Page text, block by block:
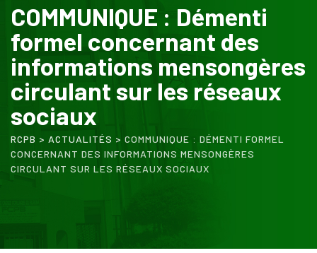
COMMUNIQUE : Démenti
formel concernant des
informations mensongères
circulant sur les réseaux
sociaux
RCPB > ACTUALITÉS > COMMUNIQUE : DÉMENTI FORMEL
CONCERNANT DES INFORMATIONS MENSONGÈRES
CIRCULANT SUR LES RÉSEAUX SOCIAUX